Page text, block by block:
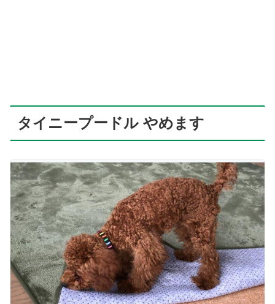
タイニープードル やめます